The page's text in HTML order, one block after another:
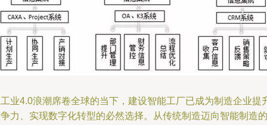
业4.0浪潮席卷全球的当下，建设智能工厂已成为制造企业提
力、实现数字化转型的必然选择。从传统制造迈向智能制造的